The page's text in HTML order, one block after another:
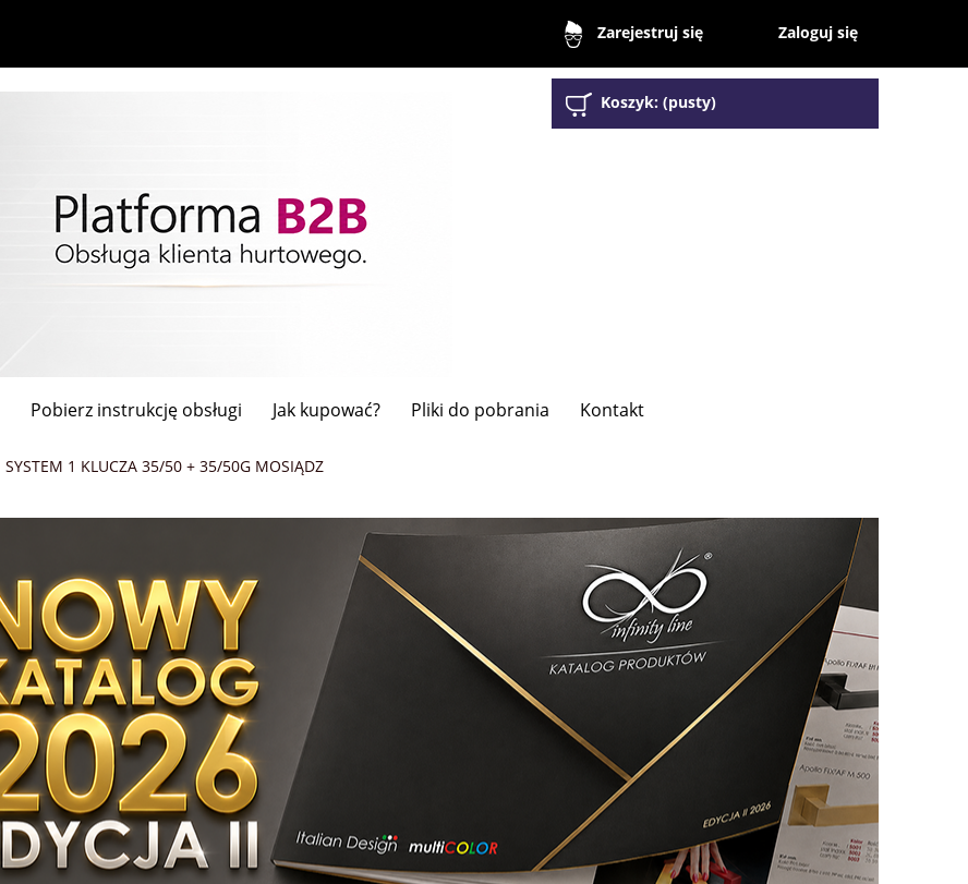
Zarejestruj się Zaloguj się
Koszyk: (pusty)
Pobierz instrukcję obsługi Jak kupować? Pliki do pobrania Kontakt
SYSTEM 1 KLUCZA 35/50 + 35/50G MOSIĄDZ